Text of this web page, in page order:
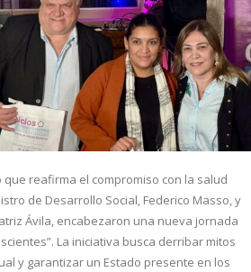
reafirma el compromiso con la salud
de Desarrollo Social, Federico Masso, y
Ávila, encabezaron una nueva jornada
La iniciativa busca derribar mitos
y garantizar un Estado presente en los